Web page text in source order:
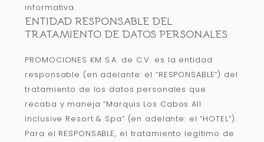
informativa.
ENTIDAD RESPONSABLE DEL
TRATAMIENTO DE DATOS PERSONALES
PROMOCIONES KM S.A. de C.V. es la entidad
responsable (en adelante: el “RESPONSABLE”) del
tratamiento de los datos personales que
recaba y maneja “Marquis Los Cabos All
Inclusive Resort & Spa” (en adelante: el “HOTEL”).
Para el RESPONSABLE, el tratamiento legítimo de